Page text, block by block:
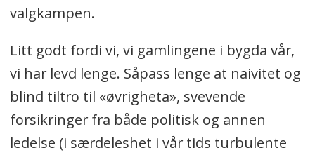
valgkampen.
Litt godt fordi vi, vi gamlingene i bygda vår,
vi har levd lenge. Såpass lenge at naivitet og
blind tiltro til «øvrigheta», svevende
forsikringer fra både politisk og annen
ledelse (i særdeleshet i vår tids turbulente